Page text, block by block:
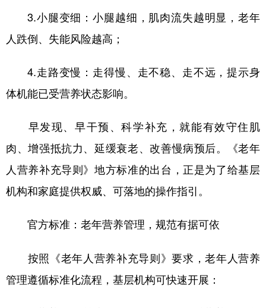
3.小腿变细：小腿越细，肌肉流失越明显，老年
人跌倒、失能风险越高；
4.走路变慢：走得慢、走不稳、走不远，提示身
体机能已受营养状态影响。
早发现、早干预、科学补充，就能有效守住肌
肉、增强抵抗力、延缓衰老、改善慢病预后。《老年
人营养补充导则》地方标准的出台，正是为了给基层
机构和家庭提供权威、可落地的操作指引。
官方标准：老年营养管理，规范有据可依
按照《老年人营养补充导则》要求，老年人营养
管理遵循标准化流程，基层机构可快速开展：